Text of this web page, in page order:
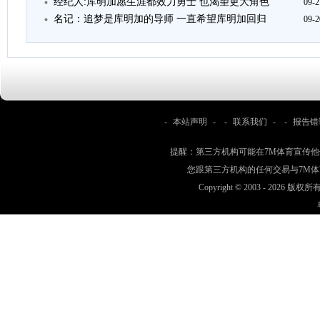
09-
名记：追梦是库明加的导师 一直希望库明加回归 09-
- 本站声明 - - 联系我们 - - 报告
提醒：第三方机构可能在7M体育宣传
您跟第三方机构的任何交易与7M
Copyright © 2003 - 2026 版权所